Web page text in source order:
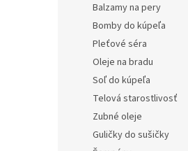
Balzamy na pery
Bomby do kúpeľa
Pleťové séra
Oleje na bradu
Soľ do kúpeľa
Telová starostlivosť
Zubné oleje
Guličky do sušičky